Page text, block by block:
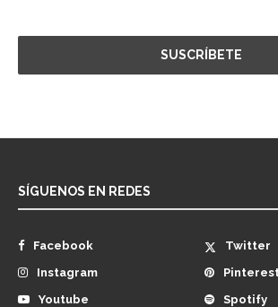
SÍGUENOS EN REDES
Facebook
Twitter
Instagram
Youtube
Spotify